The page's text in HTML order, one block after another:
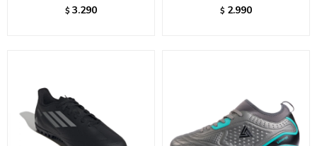
$ 3.290 $ 2.990